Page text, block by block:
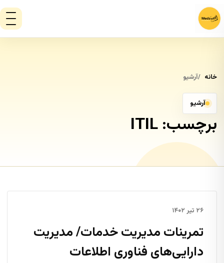
خانه آرشیو
آرشیو
برچسب: ITIL
۲۶ تیر ۱۴۰۲
تمرینات مدیریت خدمات/ مدیریت
دارایی‌های فناوری اطلاعات